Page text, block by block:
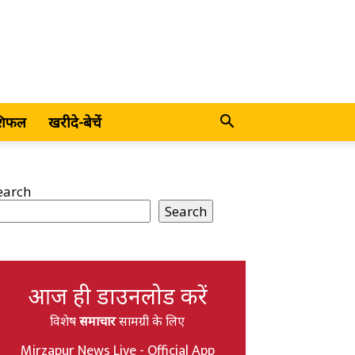
खरीदे-बेचें
Search
आज ही डाउनलोड करें
विशेषसमाचारसामग्री के लिए